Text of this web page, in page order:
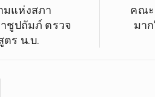
มแห่งสภา
ชูปถัมภ์ ตรวจ
ร น.บ.
คณะ
มา